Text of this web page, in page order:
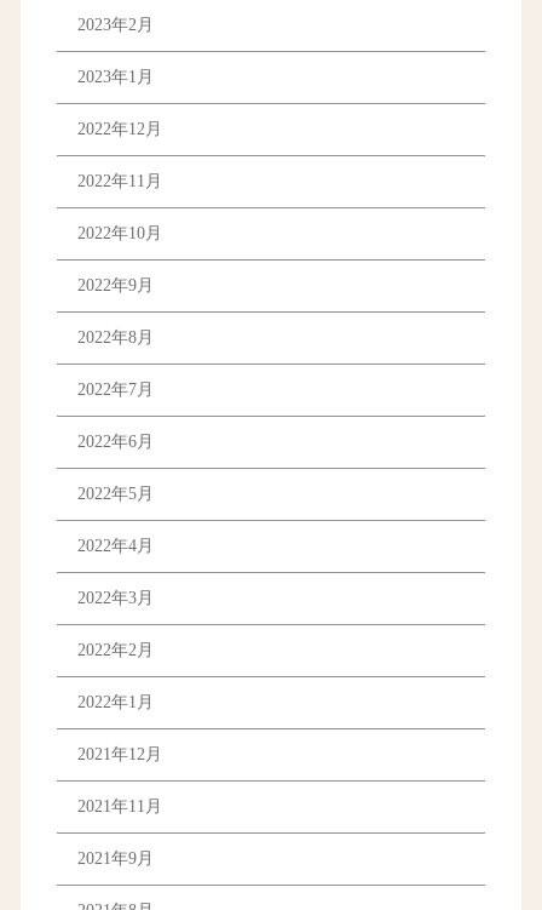
2023年2月
2023年1月
2022年12月
2022年11月
2022年10月
2022年9月
2022年8月
2022年7月
2022年6月
2022年5月
2022年4月
2022年3月
2022年2月
2022年1月
2021年12月
2021年11月
2021年9月